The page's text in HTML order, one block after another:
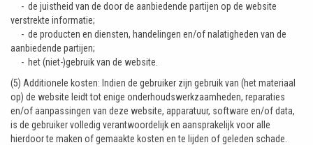
- de juistheid van de door de aanbiedende partijen op de website
verstrekte informatie;
- de producten en diensten, handelingen en/of nalatigheden van de
aanbiedende partijen;
- het (niet-)gebruik van de website.
(5) Additionele kosten: Indien de gebruiker zijn gebruik van (het materiaal
op) de website leidt tot enige onderhoudswerkzaamheden, reparaties
en/of aanpassingen van deze website, apparatuur, software en/of data,
is de gebruiker volledig verantwoordelijk en aansprakelijk voor alle
hierdoor te maken of gemaakte kosten en te lijden of geleden schade.